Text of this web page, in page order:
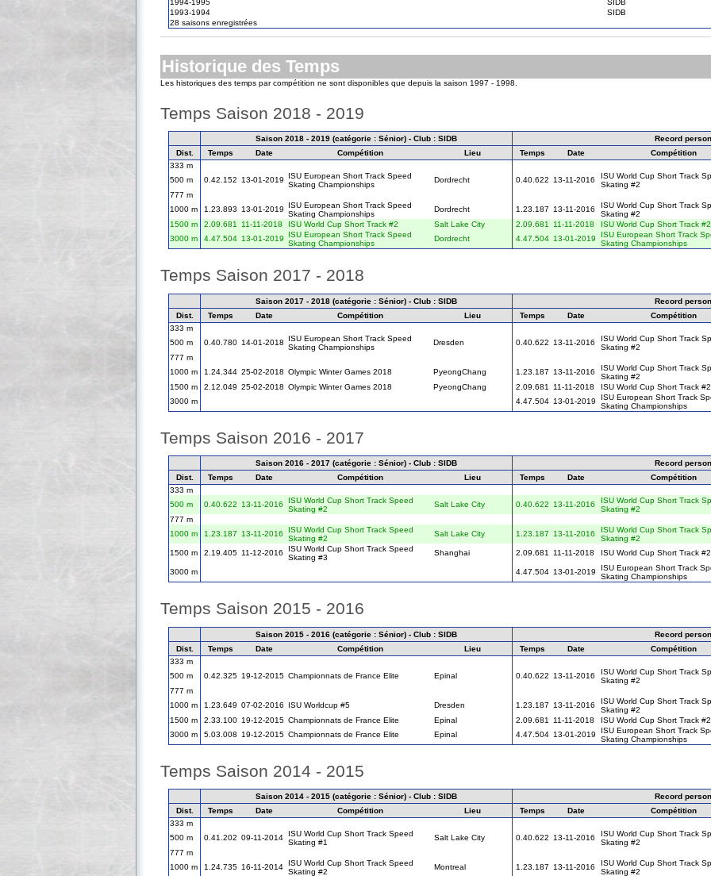
1994-1995
SIDB
1993-1994
SIDB
28 saisons enregistrées
Historique des Temps
Les historiques des temps par compétition ne sont disponibles que depuis la saison 1997 - 1998.
Temps Saison 2018 - 2019
Saison 2018 - 2019 (catégorie : Sénior) - Club : SIDB
Record
Dist.
Temps Date Compétition Lieu Temps Date
Compétition
333 m
500 m
0.42.152 13-01-2019
ISU European Short Track Speed
Skating Championships
Dordrecht 0.40.622 13-11-2016
ISU World Cup Short Track
Skating #2
777 m
1000 m
1.23.893 13-01-2019
ISU European Short Track Speed
Skating Championships
Dordrecht 1.23.187 13-11-2016
ISU World Cup Short Track
Skating #2
1500 m
2.09.681 11-11-2018 ISU World Cup Short Track #2 Salt Lake City 2.09.681 11-11-2018
ISU World Cup Short Track #2
3000 m
4.47.504 13-01-2019
ISU European Short Track Speed
Skating Championships
Dordrecht 4.47.504 13-01-2019
ISU European Short Track
Skating Championships
Temps Saison 2017 - 2018
Saison 2017 - 2018 (catégorie : Sénior) - Club : SIDB
Record
Dist.
Temps Date Compétition Lieu Temps Date
Compétition
333 m
500 m
0.40.780 14-01-2018
ISU European Short Track Speed
Skating Championships
Dresden 0.40.622 13-11-2016
ISU World Cup Short Track
Skating #2
777 m
1000 m
1.24.344 25-02-2018 Olympic Winter Games 2018 PyeongChang 1.23.187 13-11-2016
ISU World Cup Short Track
Skating #2
1500 m
2.12.049 25-02-2018 Olympic Winter Games 2018 PyeongChang 2.09.681 11-11-2018
ISU World Cup Short Track #2
3000 m
4.47.504 13-01-2019
ISU European Short Track
Skating Championships
Temps Saison 2016 - 2017
Saison 2016 - 2017 (catégorie : Sénior) - Club : SIDB
Record
Dist.
Temps Date Compétition Lieu Temps Date
Compétition
333 m
500 m
0.40.622 13-11-2016
ISU World Cup Short Track Speed
Skating #2
Salt Lake City 0.40.622 13-11-2016
ISU World Cup Short Track
Skating #2
777 m
1000 m
1.23.187 13-11-2016
ISU World Cup Short Track Speed
Skating #2
Salt Lake City 1.23.187 13-11-2016
ISU World Cup Short Track
Skating #2
1500 m
2.19.405 11-12-2016
ISU World Cup Short Track Speed
Skating #3
Shanghai 2.09.681 11-11-2018 ISU World Cup Short Track #2
3000 m 4.47.504 13-01-2019
ISU European Short Track
Skating Championships
Temps Saison 2015 - 2016
Saison 2015 - 2016 (catégorie : Sénior) - Club : SIDB
Record
Dist.
Temps Date Compétition Lieu Temps Date
Compétition
333 m
500 m
0.42.325 19-12-2015 Championnats de France Elite Epinal 0.40.622 13-11-2016
ISU World Cup Short Track
Skating #2
777 m
1000 m
1.23.649 07-02-2016 ISU Worldcup #5 Dresden 1.23.187 13-11-2016
ISU World Cup Short Track
Skating #2
1500 m
2.33.100 19-12-2015 Championnats de France Elite Epinal 2.09.681 11-11-2018
ISU World Cup Short Track #2
3000 m
5.03.008 19-12-2015 Championnats de France Elite Epinal 4.47.504 13-01-2019
ISU European Short Track
Skating Championships
Temps Saison 2014 - 2015
Saison 2014 - 2015 (catégorie : Sénior) - Club : SIDB
Record
Dist.
Temps Date Compétition Lieu Temps Date
Compétition
333 m
500 m
0.41.202 09-11-2014
ISU World Cup Short Track Speed
Skating #1
Salt Lake City 0.40.622 13-11-2016
ISU World Cup Short Track
Skating #2
777 m
1000 m
1.24.735 16-11-2014
ISU World Cup Short Track Speed
Skating #2
Montreal 1.23.187 13-11-2016
ISU World Cup Short Track
Skating #2